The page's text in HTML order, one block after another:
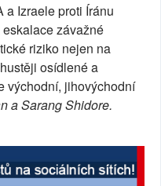
a Izraele proti Íránu
závažné
riziko nejen na
osídlené a
východní, jihovýchodní
a Sarang Shidore.